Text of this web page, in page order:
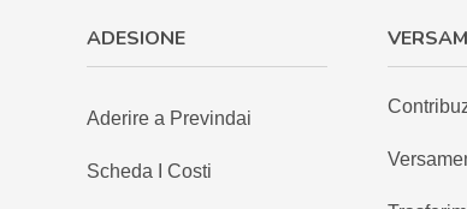
ADESIONE
Aderire a Previndai
Scheda I Costi